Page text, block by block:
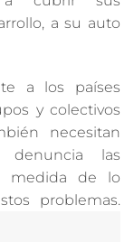
a su auto
a los países
y colectivos
necesitan
denuncia las
medida de lo
problemas.